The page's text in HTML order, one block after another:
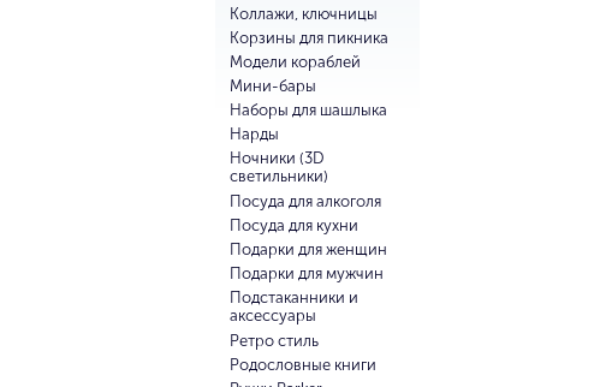
Коллажи, ключницы
Корзины для пикника
Модели кораблей
Мини-бары
Наборы для шашлыка
Нарды
Ночники (3D
светильники)
Посуда для алкоголя
Посуда для кухни
Подарки для женщин
Подарки для мужчин
Подстаканники и
аксессуары
Ретро стиль
Родословные книги